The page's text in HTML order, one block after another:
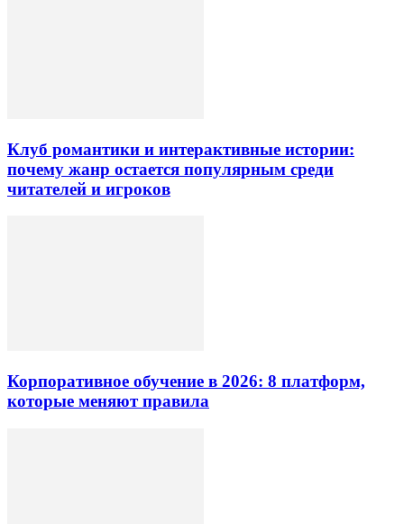
Клуб романтики и интерактивные истории:
почему жанр остается популярным среди
читателей и игроков
Корпоративное обучение в 2026: 8 платформ,
которые меняют правила